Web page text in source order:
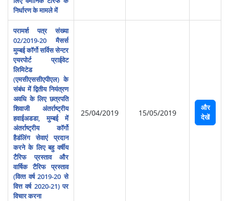
निर्धारण के मामले में
परामर्श पत्र संख्‍या
02/2019-20 मैसर्स
मुम्बई कॉर्गो सर्विस सेन्टर
एयरपोर्ट प्राईवेट
लिमिटेड
(एमसीएससीएपीएल) के
संबंध में द्वितीय नियंत्रण
अवधि के लिए छत्रपति
शिवाजी अंतर्राष्ट्रीय
हवाईअडडा, मुम्बई में
अंतर्राष्ट्रीय कॉर्गो
हैडंलिंग सेवाएं प्रदान
करने के लिए बहु वर्षीय
टैरिफ प्रस्ताव और
वार्षिक टैरिफ प्रस्ताव
(वित्‍त वर्ष 2019-20 से
वित्त वर्ष 2020-21) पर
विचार करना
25/04/2019 15/05/2019
और
देखें